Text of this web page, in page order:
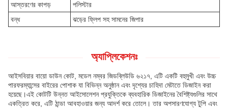
আস্তরণের কাপড়
পলিস্টার
বন্ধ
ঝড়ের ফ্লিপ সহ সামনের জিপার
অ্যাপ্লিকেশনঃ
আইসবিয়ার বায়ো ডাউন কোট, মডেল নম্বর জিডব্লিউডি ৬২১৭, এটি একটি বহুমুখী এবং উচ্চ
পারফরম্যান্সের বাইরের পোশাক যা বিভিন্ন অনুষ্ঠান এবং দৃশ্যের চাহিদা মেটাতে ডিজাইন করা
হয়েছে।এই কোটটি উন্নত আইসোলেশন প্রযুক্তিকে ব্যবহারিক ডিজাইনের বৈশিষ্ট্যগুলির সাথে
একত্রিত করে, এটি ঠান্ডা আবহাওয়ার জন্য আদর্শ করে তোলে। তার অপসারণযোগ্য টুপি এবং